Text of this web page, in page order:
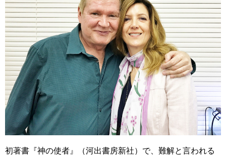
初著書『神の使者』（河出書房新社）で、難解と言われる